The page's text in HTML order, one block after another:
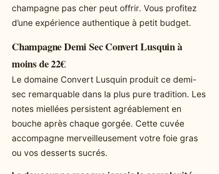
champagne pas cher peut offrir. Vous profitez
d’une expérience authentique à petit budget.
Champagne Demi Sec Convert Lusquin à
moins de 22€
Le domaine Convert Lusquin produit ce demi-
sec remarquable dans la plus pure tradition. Les
notes miellées persistent agréablement en
bouche après chaque gorgée. Cette cuvée
accompagne merveilleusement votre foie gras
ou vos desserts sucrés.